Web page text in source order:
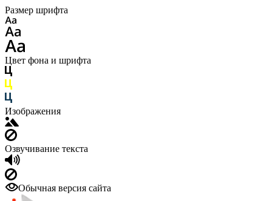
Размер шрифта
Цвет фона и шрифта
Изображения
Озвучивание текста
Обычная версия сайта